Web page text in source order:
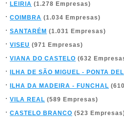
LEIRIA (1.278 Empresas)
COIMBRA (1.034 Empresas)
SANTARÉM (1.031 Empresas)
VISEU (971 Empresas)
VIANA DO CASTELO (632
ILHA DE SÃO MIGUEL - PONTA
ILHA DA MADEIRA - FUNCHAL
VILA REAL (589 Empresas)
CASTELO BRANCO (523